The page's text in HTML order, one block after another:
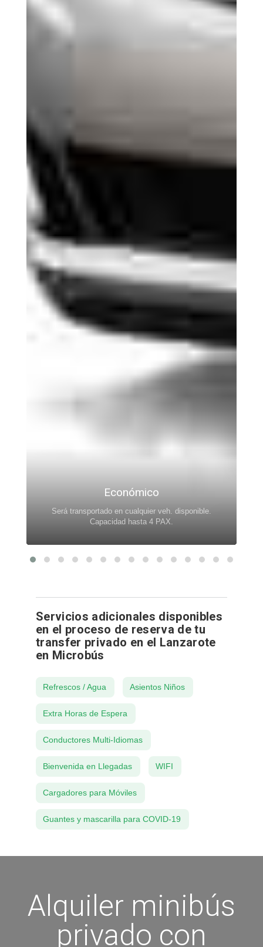
Económico
Será transportado en cualquier veh. disponible.
Capacidad hasta 4 PAX.
Servicios adicionales disponibles
en el proceso de reserva de tu
transfer privado en el Lanzarote
en Microbús
Refrescos / Agua Asientos Niños
Extra Horas de Espera
Conductores Multi-Idiomas
Bienvenida en Llegadas WIFI
Cargadores para Móviles
Guantes y mascarilla para COVID-19
Alquiler minibús
privado con